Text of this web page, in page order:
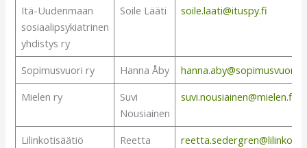
Itä-Uudenmaan
sosiaalipsykiatrinen
yhdistys ry
Soile Lääti soile.laati@ituspy.fi
Sopimusvuori ry Hanna Åby
hanna.aby@sopimusvuori.fi
Mielen ry
Suvi
Nousiainen
suvi.nousiainen@mielen.fi
Lilinkotisäätiö
Reetta
reetta.sedergren@lilinkoti.fi